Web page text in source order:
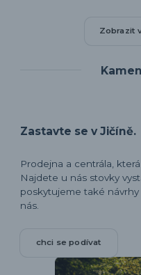
Zobrazit
Zastavte se v Jičíně.
Prodejna a centrála,
Najdete u nás stovky
poskytujeme také
nás.
chci se podívat